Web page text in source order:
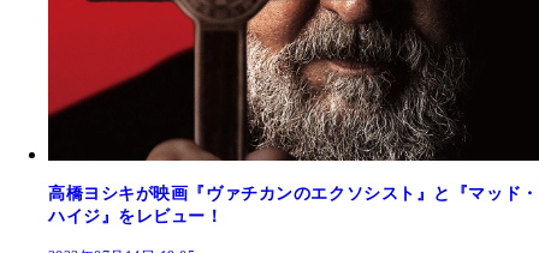
高橋ヨシキが映画『ヴァチカンのエクソシスト』と『マッド・
ハイジ』をレビュー！